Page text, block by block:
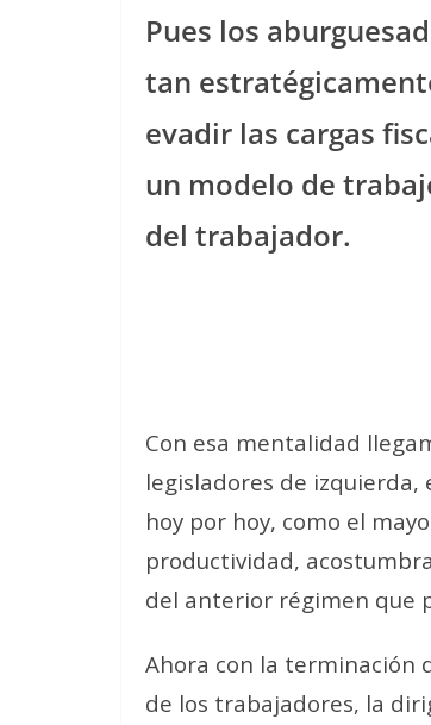
Pues los
tan
evadir las cargas
un modelo de
del trabajador.
Con esa mentalidad
legisladores de izquierda,
hoy por hoy, como el
productividad,
del anterior régimen que
Ahora con la terminación
de los trabajadores, la